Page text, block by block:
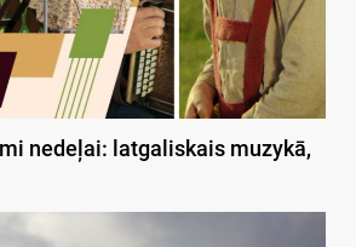
nedeļai: latgaliskais muzykā,